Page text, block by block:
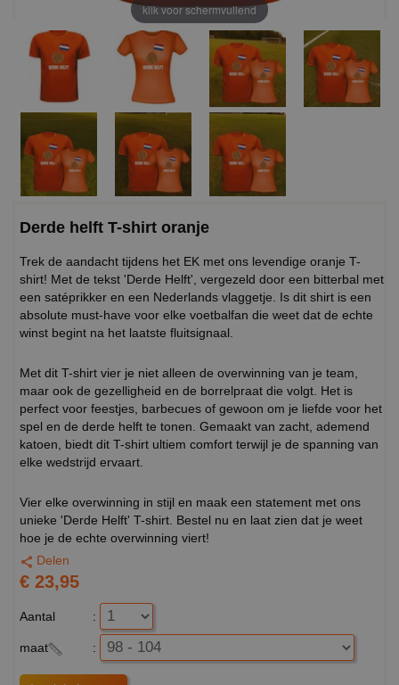
klik voor schermvullend
Derde helft T-shirt oranje
Trek de aandacht tijdens het EK met ons levendige oranje T-
shirt! Met de tekst 'Derde Helft', vergezeld door een bitterbal met
een satéprikker en een Nederlands vlaggetje. Is dit shirt is een
absolute must-have voor elke voetbalfan die weet dat de echte
winst begint na het laatste fluitsignaal.
Met dit T-shirt vier je niet alleen de overwinning van je team,
maar ook de gezelligheid en de borrelpraat die volgt. Het is
perfect voor feestjes, barbecues of gewoon om je liefde voor het
spel en de derde helft te tonen. Gemaakt van zacht, ademend
katoen, biedt dit T-shirt ultiem comfort terwijl je de spanning van
elke wedstrijd ervaart.
Vier elke overwinning in stijl en maak een statement met ons
unieke 'Derde Helft' T-shirt. Bestel nu en laat zien dat je weet
hoe je de echte overwinning viert!
Delen
€ 23,95
Aantal :
maat :